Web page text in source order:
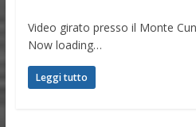
Video girato presso il Monte
Now loading…
Leggi tutto